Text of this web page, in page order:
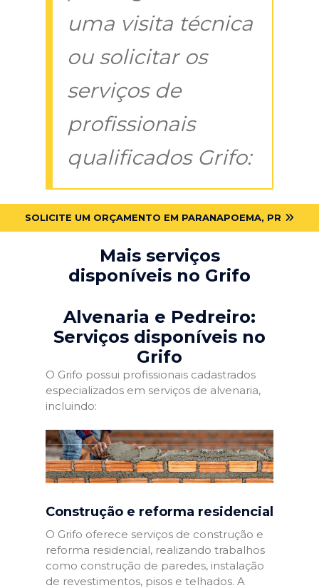
uma visita técnica
ou solicitar os
serviços de
profissionais
qualificados Grifo:
SOLICITE UM ORÇAMENTO EM PARANAPOEMA, PR
Mais serviços
disponíveis no Grifo
Alvenaria e Pedreiro:
Serviços disponíveis no
Grifo
O Grifo possui profissionais cadastrados
especializados em serviços de alvenaria,
incluindo:
Construção e reforma residencial
O Grifo oferece serviços de construção e
reforma residencial, realizando trabalhos
como construção de paredes, instalação
de revestimentos, pisos e telhados. A